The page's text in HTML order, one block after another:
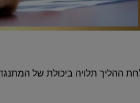
ההליך תלויה ביכולת של